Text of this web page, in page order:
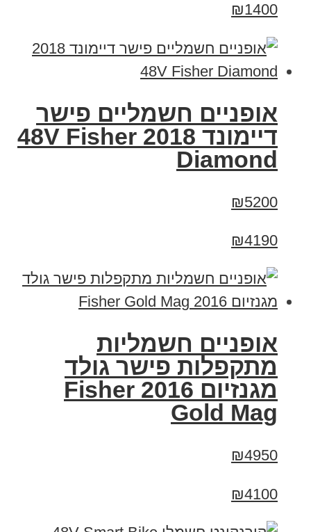
₪1400
אופניים חשמליים פישר
דיימונד 2018 48V Fisher
Diamond
₪5200
₪4190
אופניים חשמליות
מתקפלות פישר גולד
מגנזיום 2016 Fisher
Gold Mag
₪4950
₪4100